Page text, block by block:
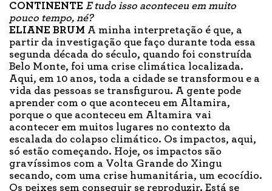
CONTINENTE E tudo isso aconteceu em muito
pouco tempo, né?
ELIANE BRUM A minha interpretação é que, a
partir da investigação que faço durante toda essa
segunda década do século, quando foi construída
Belo Monte, foi uma crise climática localizada.
Aqui, em 10 anos, toda a cidade se transformou e a
vida das pessoas se transfigurou. A gente pode
aprender com o que aconteceu em Altamira,
porque o que aconteceu em Altamira vai
acontecer em muitos lugares no contexto da
escalada do colapso climático. Os impactos, aqui,
só estão começando. Hoje, os impactos são
gravíssimos com a Volta Grande do Xingu
secando, com uma crise humanitária, um ecocídio.
Os peixes sem conseguir se reproduzir. Está se